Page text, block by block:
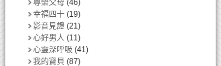
尊榮父母 (46)
幸福四十 (19)
影音見證 (21)
心好男人 (11)
心靈深呼吸 (41)
我的寶貝 (87)